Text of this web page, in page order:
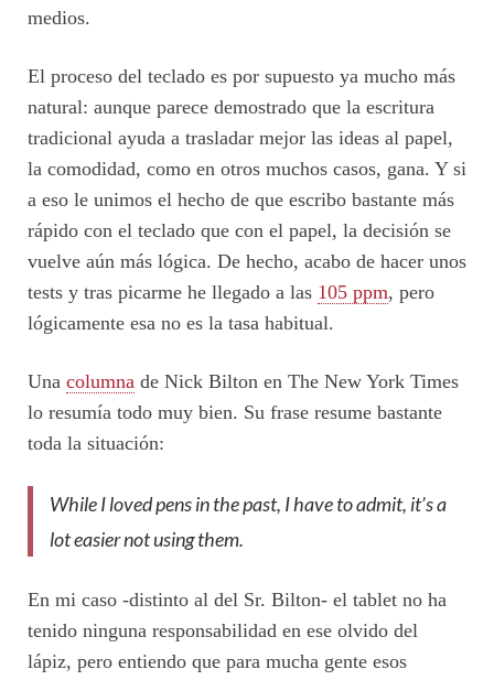
medios.
El proceso del teclado es por supuesto ya mucho más
natural: aunque parece demostrado que la escritura
tradicional ayuda a trasladar mejor las ideas al papel,
la comodidad, como en otros muchos casos, gana. Y si
a eso le unimos el hecho de que escribo bastante más
rápido con el teclado que con el papel, la decisión se
vuelve aún más lógica. De hecho, acabo de hacer unos
tests y tras picarme he llegado a las 105 ppm, pero
lógicamente esa no es la tasa habitual.
Una columna de Nick Bilton en The New York Times
lo resumía todo muy bien. Su frase resume bastante
toda la situación:
While I loved pens in the past, I have to admit, it’s a
lot easier not using them.
En mi caso -distinto al del Sr. Bilton- el tablet no ha
tenido ninguna responsabilidad en ese olvido del
lápiz, pero entiendo que para mucha gente esos